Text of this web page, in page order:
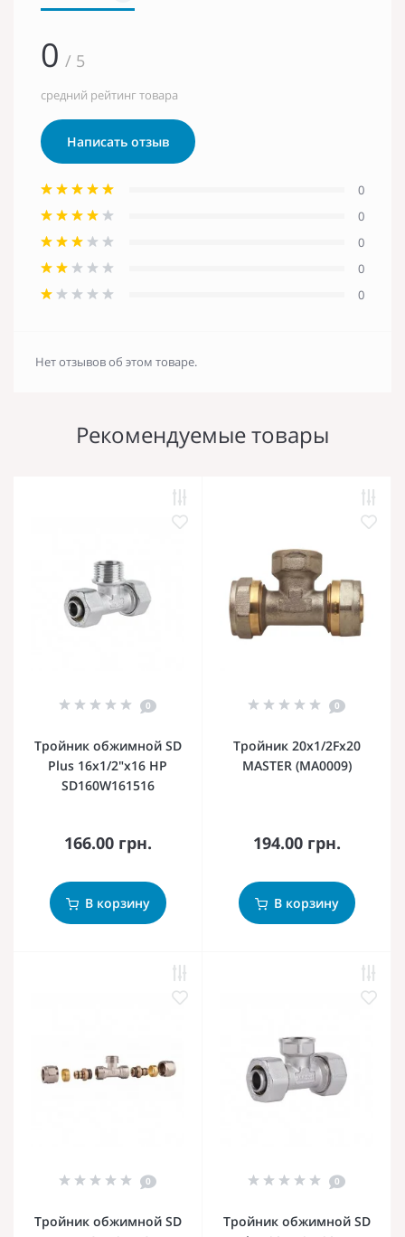
0 / 5
средний рейтинг товара
Написать отзыв
0
0
0
0
0
Нет отзывов об этом товаре.
Рекомендуемые товары
0
Тройник обжимной SD
Plus 16х1/2"х16 НР
SD160W161516
166.00 грн.
В корзину
0
Тройник 20x1/2Fx20
MASTER (MA0009)
194.00 грн.
В корзину
0
Тройник обжимной SD
0
Тройник обжимной SD